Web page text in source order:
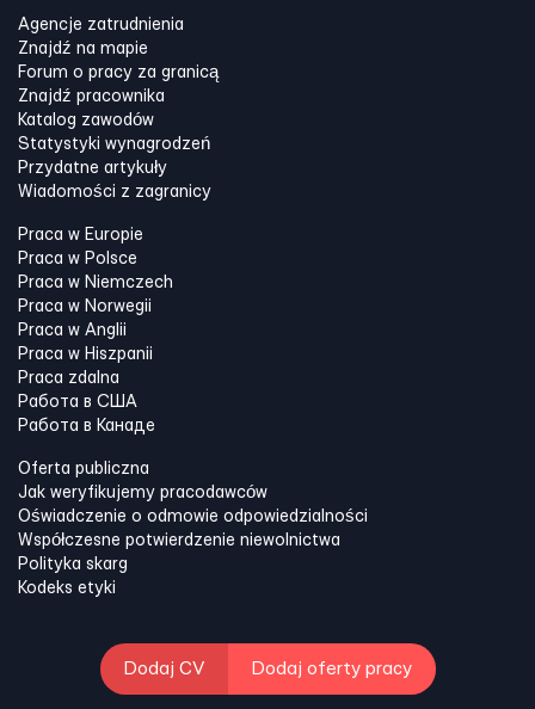
Agencje zatrudnienia
Znajdź na mapie
Forum o pracy za granicą
Znajdź pracownika
Katalog zawodów
Statystyki wynagrodzeń
Przydatne artykuły
Wiadomości z zagranicy
Praca w Europie
Praca w Polsce
Praca w Niemczech
Praca w Norwegii
Praca w Anglii
Praca w Hiszpanii
Praca zdalna
Работа в США
Работа в Канадe
Oferta publiczna
Jak weryfikujemy pracodawców
Oświadczenie o odmowie odpowiedzialności
Współczesne potwierdzenie niewolnictwa
Polityka skarg
Kodeks etyki
Dodaj CV Dodaj oferty pracy